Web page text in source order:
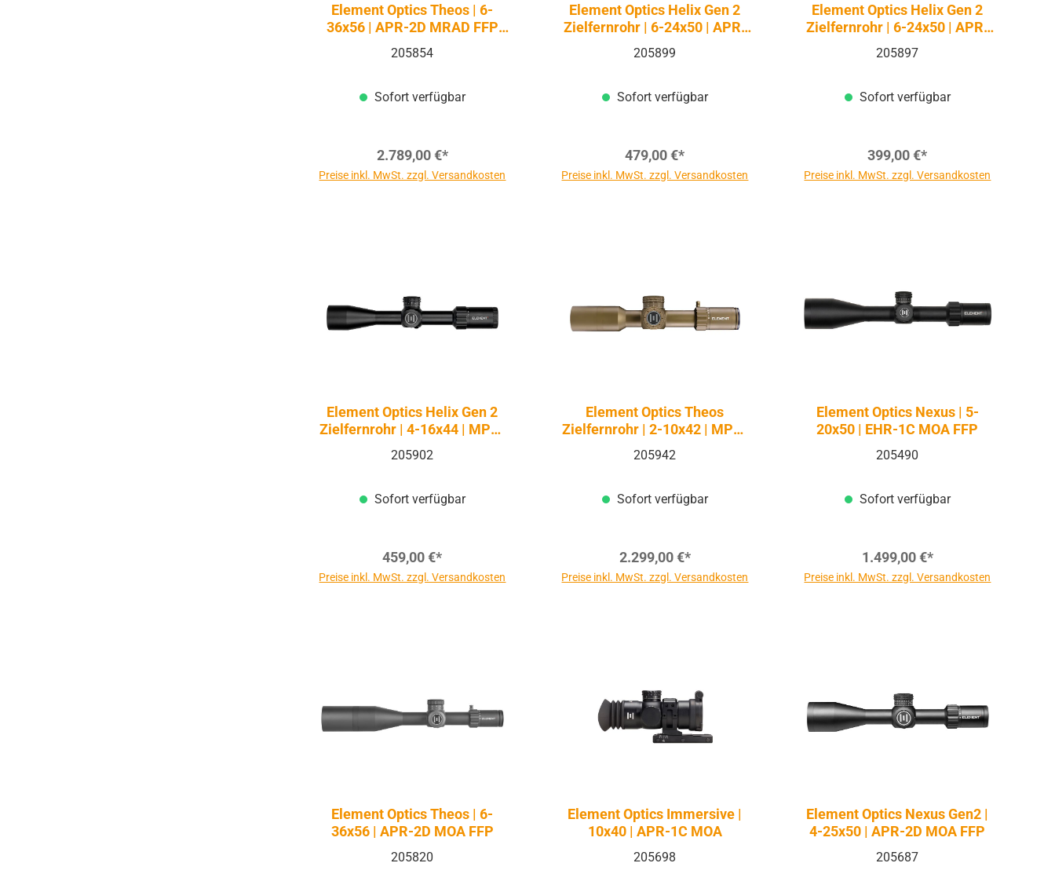
Element Optics Theos | 6-
36x56 | APR-2D MRAD FFP
Schwarz
205854
Sofort verfügbar
2.789,00 €*
Preise inkl. MwSt. zzgl. Versandkosten
Element Optics Helix Gen 2
Zielfernrohr | 6-24x50 | APR-
2D MOA FFP
205899
Sofort verfügbar
479,00 €*
Preise inkl. MwSt. zzgl. Versandkosten
Element Optics Helix Gen 2
Zielfernrohr | 6-24x50 | APR-
1C MOA SFP
205897
Sofort verfügbar
399,00 €*
Preise inkl. MwSt. zzgl. Versandkosten
Element Optics Helix Gen 2
Zielfernrohr | 4-16x44 | MPR-
1C MRAD FFP
205902
Sofort verfügbar
459,00 €*
Preise inkl. MwSt. zzgl. Versandkosten
Element Optics Theos
Zielfernrohr | 2-10x42 | MPR-
1D MRAD FFP FDE
205942
Sofort verfügbar
2.299,00 €*
Preise inkl. MwSt. zzgl. Versandkosten
Element Optics Nexus | 5-
20x50 | EHR-1C MOA FFP
205490
Sofort verfügbar
1.499,00 €*
Preise inkl. MwSt. zzgl. Versandkosten
Element Optics Theos | 6-
36x56 | APR-2D MOA FFP
205820
Element Optics Immersive |
10x40 | APR-1C MOA
205698
Element Optics Nexus Gen2 |
4-25x50 | APR-2D MOA FFP
205687